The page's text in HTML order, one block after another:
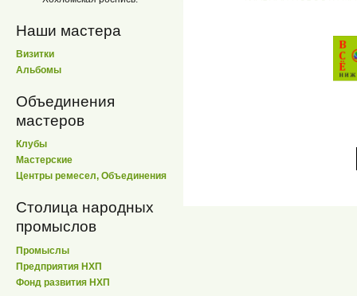
Наши мастера
Визитки
Альбомы
Объединения
мастеров
Клубы
Мастерские
Центры ремесел, Объединения
Столица народных
промыслов
Промыслы
Предприятия НХП
Фонд развития НХП